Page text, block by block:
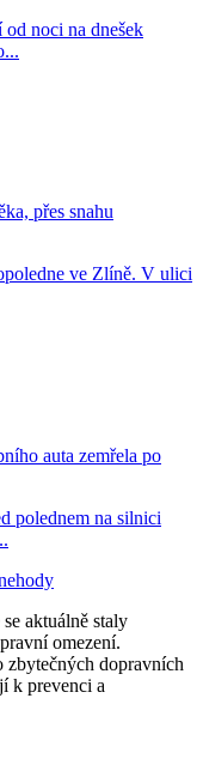
noci na dnešek
přes snahu
ve Zlíně. V ulici
auta zemřela po
polednem na silnici
aktuálně staly
omezení.
zbytečných dopravních
k prevenci a